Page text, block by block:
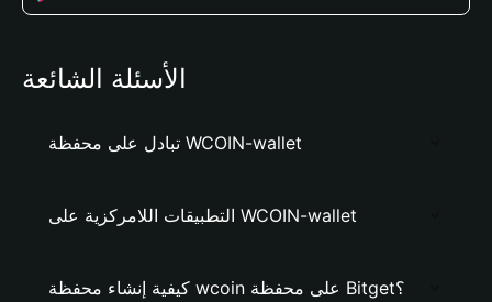
الأسئلة الشائعة
تبادل على محفظة WCOIN-wallet
التطبيقات اللامركزية على WCOIN-wallet
كيفية إنشاء محفظة wcoin على محفظة Bitget؟